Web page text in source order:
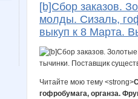
[b]Сбор заказов.
молды. Сизаль,
выкуп к 8 Марта.
Читайте мою тему <strong>
гофробумага, органза.